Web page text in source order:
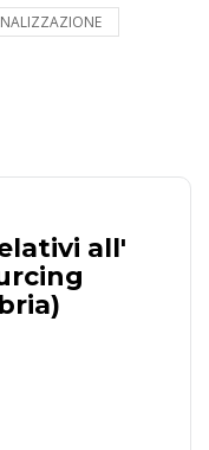
all'